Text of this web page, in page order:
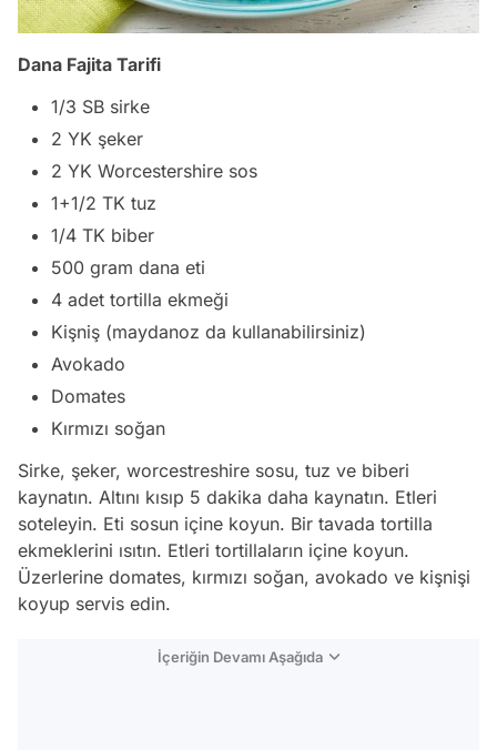
Dana Fajita Tarifi
1/3 SB sirke
2 YK şeker
2 YK Worcestershire sos
1+1/2 TK tuz
1/4 TK biber
500 gram dana eti
4 adet tortilla ekmeği
Kişniş (maydanoz da kullanabilirsiniz)
Avokado
Domates
Kırmızı soğan
Sirke, şeker, worcestreshire sosu, tuz ve biberi
kaynatın. Altını kısıp 5 dakika daha kaynatın. Etleri
soteleyin. Eti sosun içine koyun. Bir tavada tortilla
ekmeklerini ısıtın. Etleri tortillaların içine koyun.
Üzerlerine domates, kırmızı soğan, avokado ve kişnişi
koyup servis edin.
İçeriğin Devamı Aşağıda